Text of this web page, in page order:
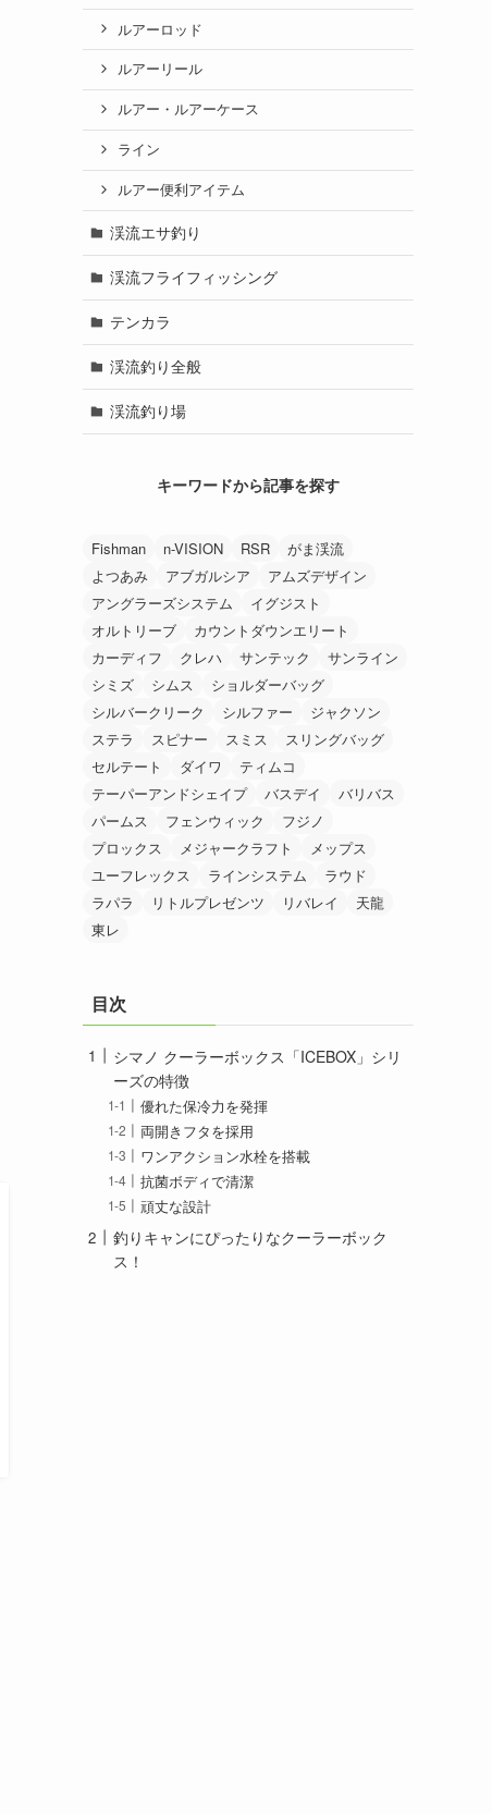
ルアーロッド
ルアーリール
ルアー・ルアーケース
ライン
ルアー便利アイテム
渓流エサ釣り
渓流フライフィッシング
テンカラ
渓流釣り全般
渓流釣り場
キーワードから記事を探す
Fishman n-VISION RSR
がま渓流
よつあみ
アブガルシア
アムズデザイン
アングラーズシステム
イグジスト
オルトリーブ
カウントダウンエリート
カーディフ
クレハ サンテック
サンライン
シミズ
シムス
ショルダーバッグ
シルバークリーク
シルファー
ジャクソン
ステラ
スピナー スミス
スリングバッグ
セルテート
ダイワ
ティムコ
テーパーアンドシェイプ
バスデイ
バリバス
パームス
フェンウィック
フジノ
プロックス
メジャークラフト
メップス
ユーフレックス
ラインシステム
ラウド
ラパラ
リトルプレゼンツ リバレイ
天龍
東レ
目次
シマノ クーラーボックス「ICEBOX」シリ
ーズの特徴
優れた保冷力を発揮
両開きフタを採用
ワンアクション水栓を搭載
抗菌ボディで清潔
頑丈な設計
釣りキャンにぴったりなクーラーボック
ス！